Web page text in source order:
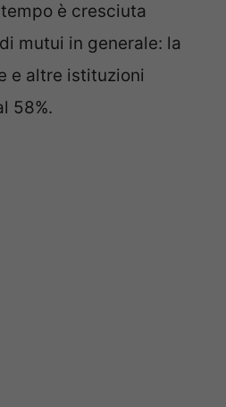
è cresciuta
mutui in generale: la
e altre istituzioni
58%.